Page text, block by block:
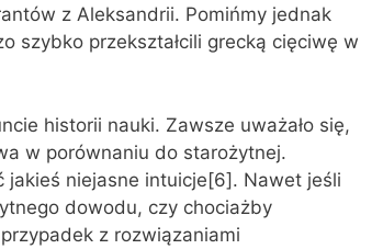
z Aleksandrii. Pomińmy jednak
szybko przekształcili grecką cięciwę w
historii nauki. Zawsze uważało się,
w porównaniu do starożytnej.
niejasne intuicje[6]. Nawet jeśli
dowodu, czy chociażby
z rozwiązaniami